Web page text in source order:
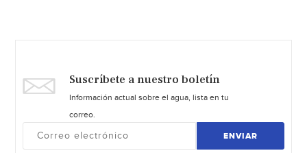
Suscríbete a nuestro boletín
Información actual sobre el agua, lista en tu
correo.
ENVIAR